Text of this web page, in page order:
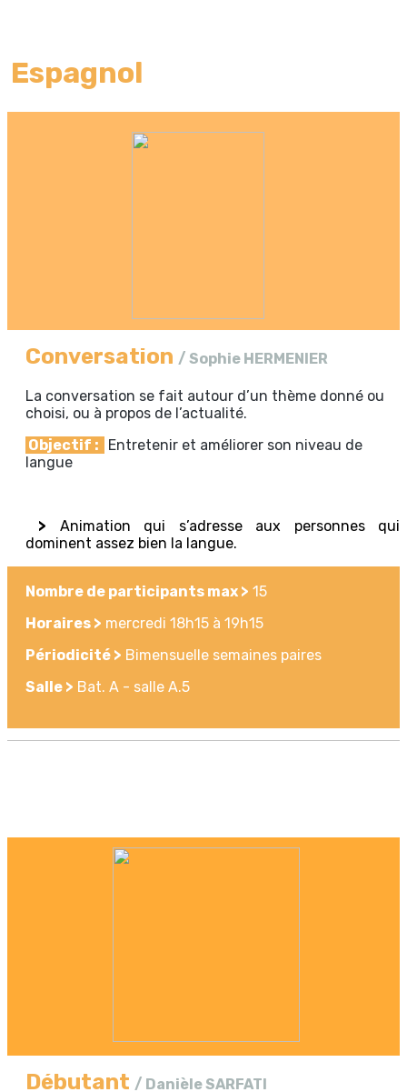
Espagnol
Conversation / Sophie HERMENIER
La conversation se fait autour d’un thème donné ou
choisi, ou à propos de l’actualité.
Objectif :
Entretenir et améliorer son niveau de
langue
> Animation qui s’adresse aux personnes qui
dominent assez bien la langue.
Nombre de participants max > 15
Horaires > mercredi 18h15 à 19h15
Périodicité > Bimensuelle semaines paires
Salle > Bat. A - salle A.5
Débutant / Danièle SARFATI